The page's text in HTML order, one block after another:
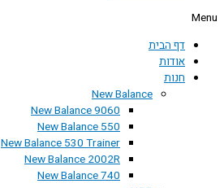
Menu
דף הבית
אודות
חנות
New Balance
New Balance 9060
New Balance 550
New Balance 530 Trainer
New Balance 2002R
New Balance 740